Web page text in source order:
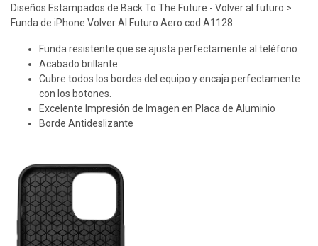
Diseños Estampados de Back To The Future - Volver al futuro >
Funda de iPhone Volver Al Futuro Aero cod:A1128
Funda resistente que se ajusta perfectamente al teléfono
Acabado brillante
Cubre todos los bordes del equipo y encaja perfectamente
con los botones.
Excelente Impresión de Imagen en Placa de Aluminio
Borde Antideslizante